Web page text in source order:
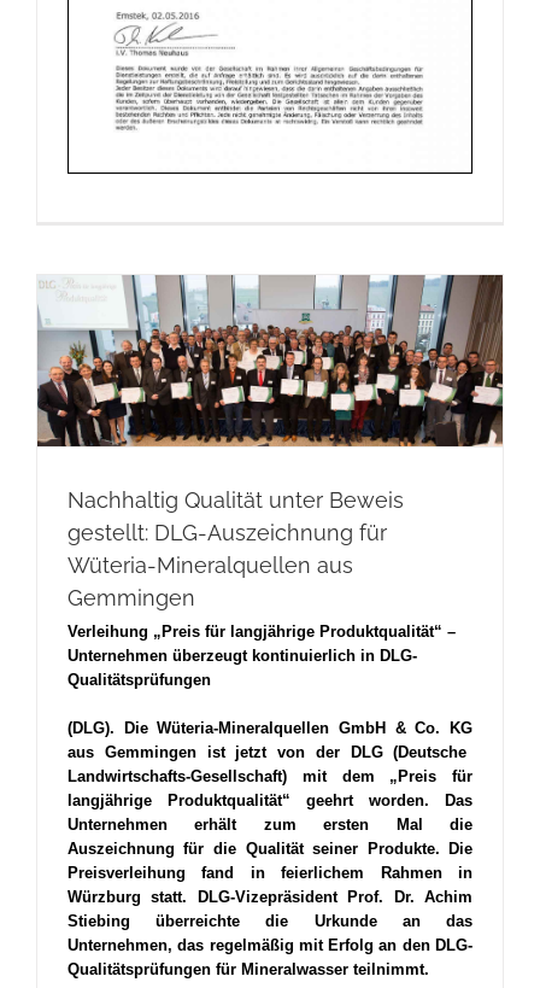
Nachhaltig Qualität unter Beweis
gestellt: DLG-Auszeichnung für
Wüteria-Mineralquellen aus
Gemmingen
Verleihung „Preis für langjährige Produktqualität“ –
Unternehmen überzeugt kontinuierlich in DLG-
Qualitätsprüfungen
(DLG). DieWüteria-Mineralquellen GmbH & Co. KG
aus Gemmingenist jetzt von der DLG (Deutsche
Landwirtschafts-Gesellschaft) mit dem „Preis für
langjährige Produktqualität“ geehrt worden. Das
Unternehmen erhält zumersten Mal die
Auszeichnung für die Qualität seiner Produkte. Die
Preisverleihung fand in feierlichem Rahmen in
Würzburg statt. DLG-Vizepräsident Prof. Dr. Achim
Stiebing überreichte die Urkunde an das
Unternehmen, das regelmäßig mit Erfolg an denDLG-
Qualitätsprüfungen für Mineralwasser teilnimmt.